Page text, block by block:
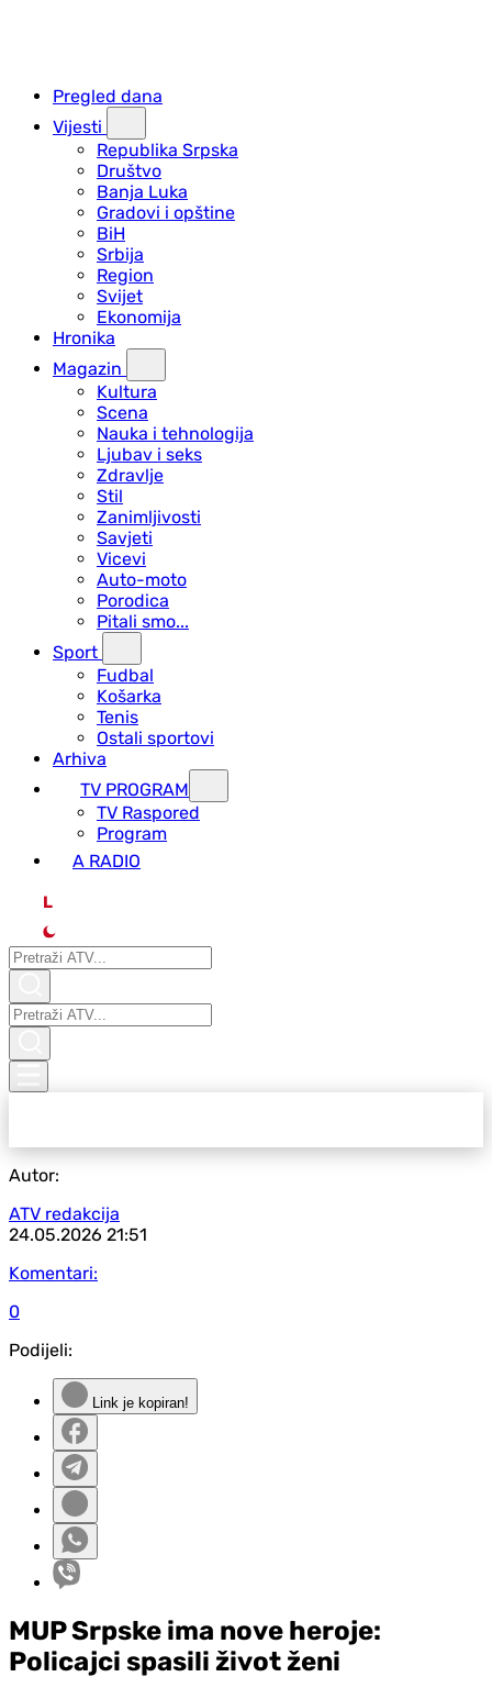
Pregled dana
Vijesti
Republika Srpska
Društvo
Banja Luka
Gradovi i opštine
BiH
Srbija
Region
Svijet
Ekonomija
Hronika
Magazin
Kultura
Scena
Nauka i tehnologija
Ljubav i seks
Zdravlje
Stil
Zanimljivosti
Savjeti
Vicevi
Auto-moto
Porodica
Pitali smo...
Sport
Fudbal
Košarka
Tenis
Ostali sportovi
Arhiva
TV PROGRAM
ТV Raspored
Program
A RADIO
L
Autor:
ATV redakcija
24.05.2026 21:51
Komentari:
0
Podijeli:
Link je kopiran!
MUP Srpske ima nove heroje:
Policajci spasili život ženi